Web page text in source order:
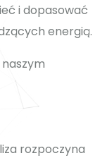
i dopasować
energią.
rozpoczyna